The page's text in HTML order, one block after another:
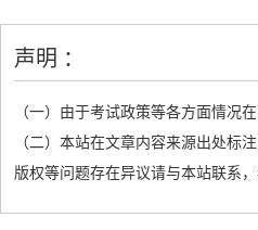
声明 ：
（一）由于考试政策等各方面情况
（二）本站在文章内容来源出处标
版权等问题存在异议请与本站联系